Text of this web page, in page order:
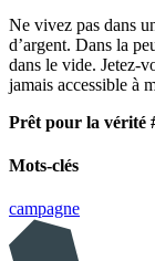
Ne vivez pas dans
d’argent. Dans la
dans le vide. Jetez-
jamais accessible à
Prêt pour la vérité
Mots-clés
campagne